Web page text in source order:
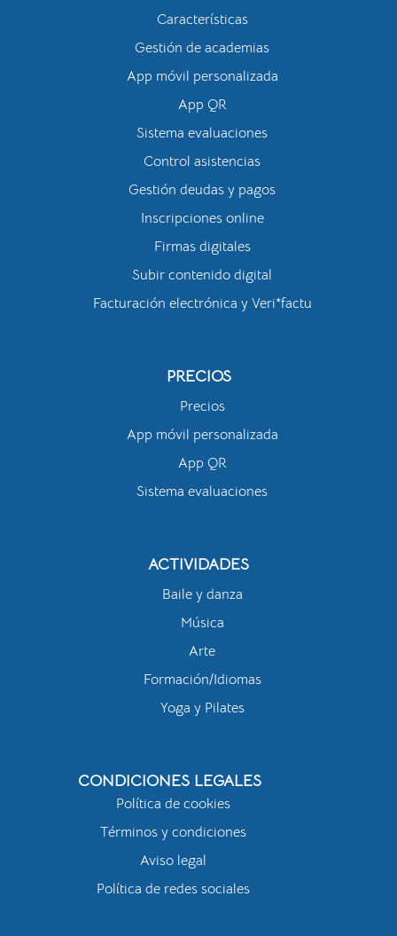
Características
Gestión de academias
App móvil personalizada
App QR
Sistema evaluaciones
Control asistencias
Gestión deudas y pagos
Inscripciones online
Firmas digitales
Subir contenido digital
Facturación electrónica y Veri*factu
PRECIOS
Precios
App móvil personalizada
App QR
Sistema evaluaciones
ACTIVIDADES
Baile y danza
Música
Arte
Formación/Idiomas
Yoga y Pilates
CONDICIONES LEGALES
Política de cookies
Términos y condiciones
Aviso legal
Política de redes sociales